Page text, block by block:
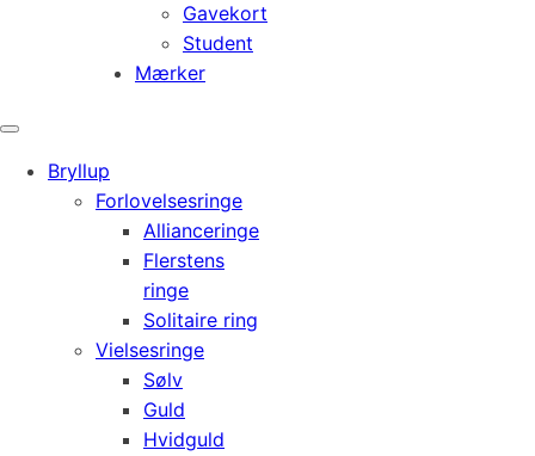
Gavekort
Student
Mærker
Bryllup
Forlovelsesringe
Allianceringe
Flerstens
ringe
Solitaire ring
Vielsesringe
Sølv
Guld
Hvidguld